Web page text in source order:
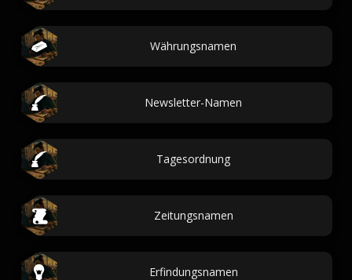
Währungsnamen
Newsletter-Namen
Tagesordnung
Zeitungsnamen
Erfindungsnamen